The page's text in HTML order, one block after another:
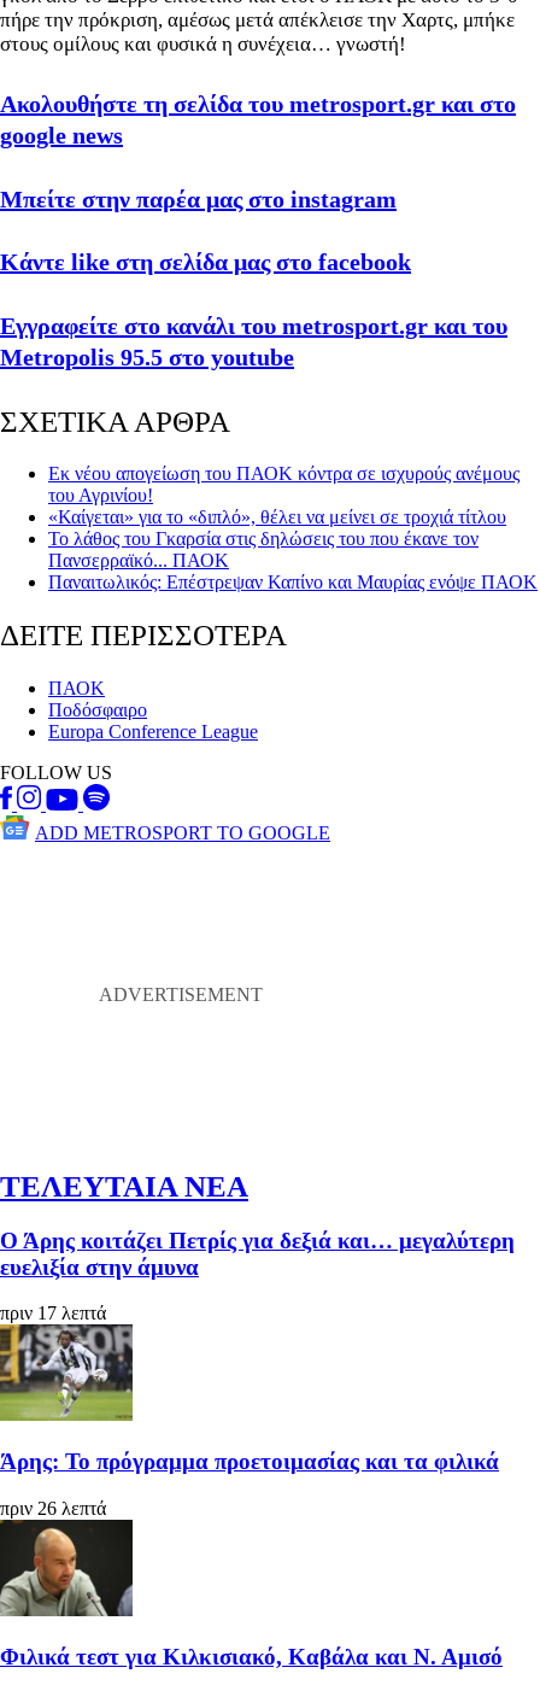
πήρε την πρόκριση, αμέσως μετά απέκλεισε την Χαρτς, μπήκε
στους ομίλους και φυσικά η συνέχεια… γνωστή!
Ακολουθήστε τη σελίδα του metrosport.gr και στο
google news
Μπείτε στην παρέα μας στο instagram
Κάντε like στη σελίδα μας στο facebook
Εγγραφείτε στο κανάλι του metrosport.gr και του
Metropolis 95.5 στο youtube
ΣΧΕΤΙΚΑ ΑΡΘΡΑ
Εκ νέου απογείωση του ΠΑΟΚ κόντρα σε ισχυρούς ανέμους
του Αγρινίου!
«Καίγεται» για το «διπλό», θέλει να μείνει σε τροχιά τίτλου
Το λάθος του Γκαρσία στις δηλώσεις του που έκανε τον
Πανσερραϊκό... ΠΑΟΚ
Παναιτωλικός: Επέστρεψαν Καπίνο και Μαυρίας ενόψε ΠΑΟΚ
ΔΕΙΤΕ ΠΕΡΙΣΣΟΤΕΡΑ
ΠΑΟΚ
Ποδόσφαιρο
Europa Conference League
FOLLOW US
ADD METROSPORT TO GOOGLE
ΤΕΛΕΥΤΑΙΑ ΝΕΑ
Ο Άρης κοιτάζει Πετρίς για δεξιά και… μεγαλύτερη
ευελιξία στην άμυνα
πριν 17 λεπτά
Άρης: Το πρόγραμμα προετοιμασίας και τα φιλικά
πριν 26 λεπτά
Φιλικά τεστ για Κιλκισιακό, Καβάλα και Ν. Αμισό